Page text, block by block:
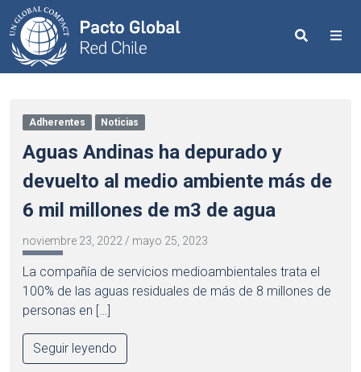
Search
Adherentes Noticias
Aguas Andinas ha depurado y
devuelto al medio ambiente más de
6 mil millones de m3 de agua
noviembre 23, 2022 / mayo 25, 2023
La compañía de servicios medioambientales trata el
100% de las aguas residuales de más de 8 millones de
personas en […]
Seguir leyendo